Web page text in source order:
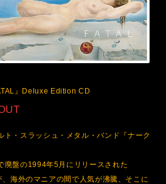
』Deluxe Edition CD
ト・スラッシュ・メタル・バンド『ナーク
盤の1994年5月にリリースされた
、海外のマニアの間で人気が沸騰、そこに